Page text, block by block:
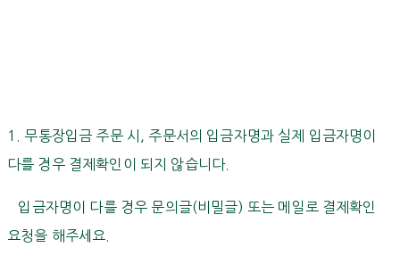
1. 무통장입금 주문 시, 주문서의 입금자명과 실제 입금자명이
다를 경우 결제확인이 되지 않습니다.
입금자명이 다를 경우 문의글(비밀글) 또는 메일로 결제확인
요청을 해주세요.